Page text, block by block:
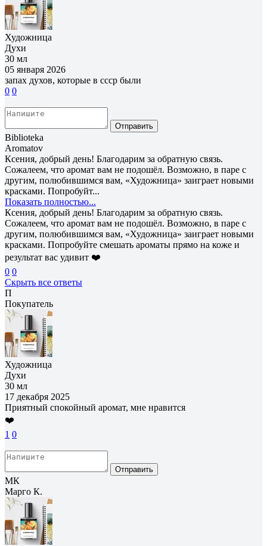
Художница
Духи
30 мл
05 января 2026
запах духов, которые в ссср были
0 0
Отправить
Biblioteka
Aromatov
Ксения, добрый день! Благодарим за обратную связь.
Сожалеем, что аромат вам не подошёл. Возможно, в паре с
другим, полюбившимся вам, «Художница» заиграет новыми
красками. Попробуйт...
Показать полностью...
Ксения, добрый день! Благодарим за обратную связь.
Сожалеем, что аромат вам не подошёл. Возможно, в паре с
другим, полюбившимся вам, «Художница» заиграет новыми
красками. Попробуйте смешать ароматы прямо на коже и
результат вас удивит ❤️
0 0
Скрыть все ответы
П
Покупатель
Художница
Духи
30 мл
17 декабря 2025
Приятный спокойный аромат, мне нравится
❤️
1 0
Отправить
МК
Марго К.